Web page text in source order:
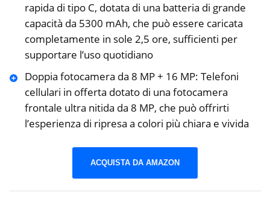
rapida di tipo C, dotata di una batteria di grande
capacità da 5300 mAh, che può essere caricata
completamente in sole 2,5 ore, sufficienti per
supportare l’uso quotidiano
Doppia fotocamera da 8 MP + 16 MP: Telefoni
cellulari in offerta dotato di una fotocamera
frontale ultra nitida da 8 MP, che può offrirti
l’esperienza di ripresa a colori più chiara e vivida
ACQUISTA DA AMAZON